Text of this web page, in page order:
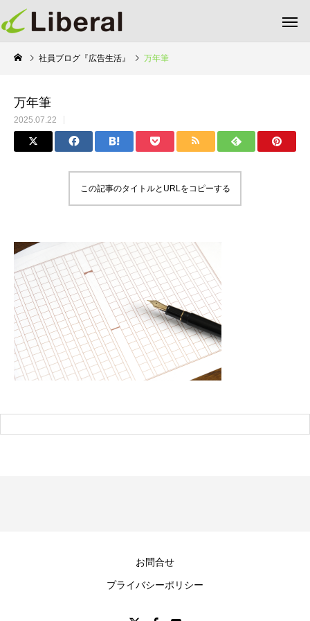
社員ブログ『広告生活』 万年筆
万年筆
2025.07.22
この記事のタイトルとURLをコピーする
お問合せ
プライバシーポリシー